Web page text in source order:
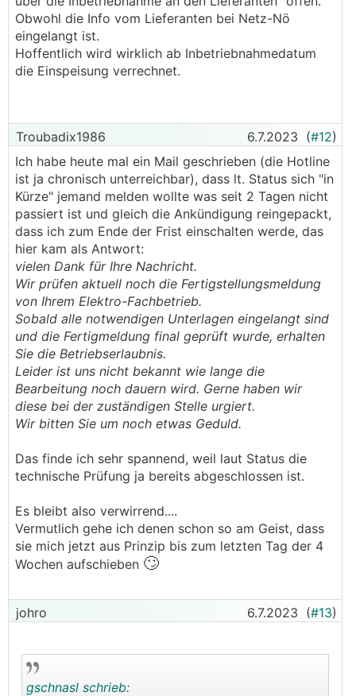
Obwohl die Info vom Lieferanten bei Netz-Nö
eingelangt ist.
Hoffentlich wird wirklich ab Inbetriebnahmedatum
die Einspeisung verrechnet.
Troubadix1986 6.7.2023 (#12)
Ich habe heute mal ein Mail geschrieben (die Hotline
ist ja chronisch unterreichbar), dass lt. Status sich "in
Kürze" jemand melden wollte was seit 2 Tagen nicht
passiert ist und gleich die Ankündigung reingepackt,
dass ich zum Ende der Frist einschalten werde, das
hier kam als Antwort:
vielen Dank für Ihre Nachricht.
Wir prüfen aktuell noch die Fertigstellungsmeldung
von Ihrem Elektro-Fachbetrieb.
Sobald alle notwendigen Unterlagen eingelangt sind
und die Fertigmeldung final geprüft wurde, erhalten
Sie die Betriebserlaubnis.
Leider ist uns nicht bekannt wie lange die
Bearbeitung noch dauern wird. Gerne haben wir
diese bei der zuständigen Stelle urgiert.
Wir bitten Sie um noch etwas Geduld.
Das finde ich sehr spannend, weil laut Status die
technische Prüfung ja bereits abgeschlossen ist.
Es bleibt also verwirrend....
Vermutlich gehe ich denen schon so am Geist, dass
sie mich jetzt aus Prinzip bis zum letzten Tag der 4
Wochen aufschieben 🙄
johro 6.7.2023 (#13)
gschnasl schrieb: